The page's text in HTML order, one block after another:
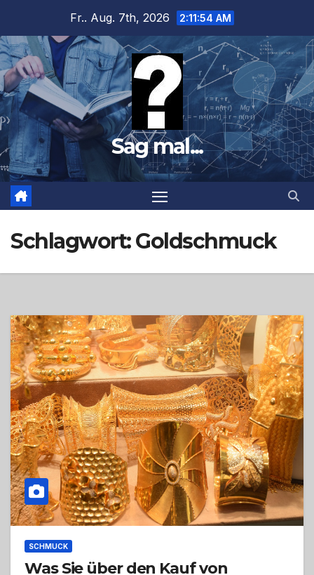
springen
Fr.. Aug. 7th, 2026 2:11:55 AM
Sag mal...
Schlagwort:Goldschmuck
SCHMUCK
Was Sie über den Kauf von